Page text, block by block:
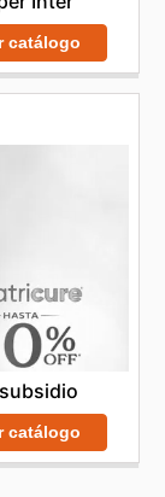
catálogo
catálogo